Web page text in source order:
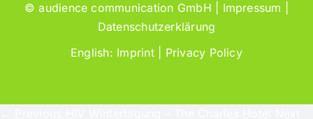
© audience communication GmbH | Impressum
Datenschutzerklärung
English: Imprint| Privacy Policy